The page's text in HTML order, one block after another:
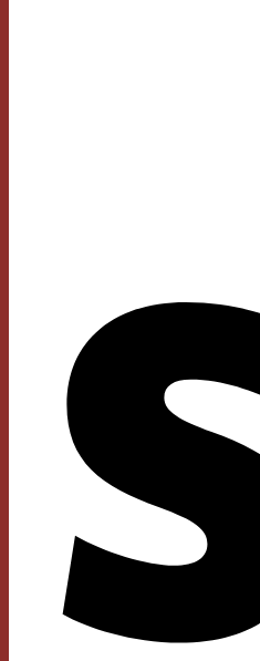
Par nombre de couverts+
Par saveur
Par taille
12cm
15cm
4 ans
8 ans
S